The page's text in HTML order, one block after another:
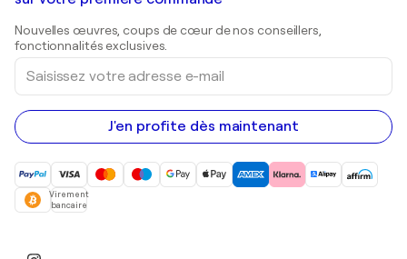
Estampes
Peintures acryliques
Nouvelles œuvres, coups de cœur de nos conseillers,
fonctionnalités exclusives.
Saisissez
votre
adresse
e-
mail
J'en profite dès maintenant
Virement
bancaire